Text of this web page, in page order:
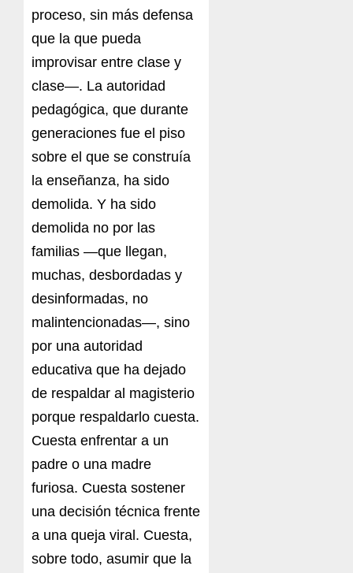
proceso, sin más defensa
que la que pueda
improvisar entre clase y
clase—. La autoridad
pedagógica, que durante
generaciones fue el piso
sobre el que se construía
la enseñanza, ha sido
demolida. Y ha sido
demolida no por las
familias —que llegan,
muchas, desbordadas y
desinformadas, no
malintencionadas—, sino
por una autoridad
educativa que ha dejado
de respaldar al magisterio
porque respaldarlo cuesta.
Cuesta enfrentar a un
padre o una madre
furiosa. Cuesta sostener
una decisión técnica frente
a una queja viral. Cuesta,
sobre todo, asumir que la